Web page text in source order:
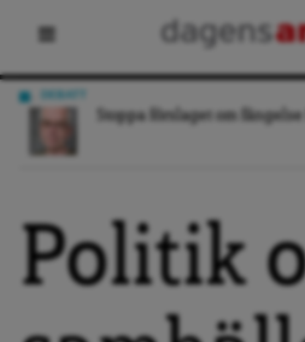
Stoppa förslaget om
Politik